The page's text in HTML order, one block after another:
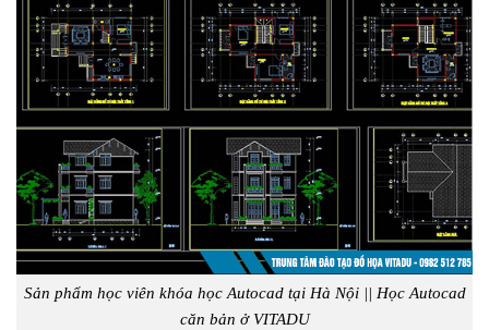
Sản phẩm học viên khóa học Autocad tại Hà Nội || Học Autocad
căn bản ở VITADU